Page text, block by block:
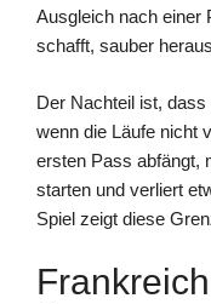
Ausgleich nach einer
schafft, sauber
Der Nachteil ist,
wenn die Läufe nicht
ersten Pass abfängt,
starten und verliert
Spiel zeigt diese